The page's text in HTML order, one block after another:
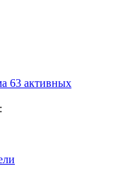
63 активных